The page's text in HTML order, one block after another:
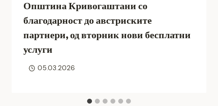
Општина Кривогаштани со
благодарност до австриските
партнери, од вторник нови бесплатни
услуги
05.03.2026